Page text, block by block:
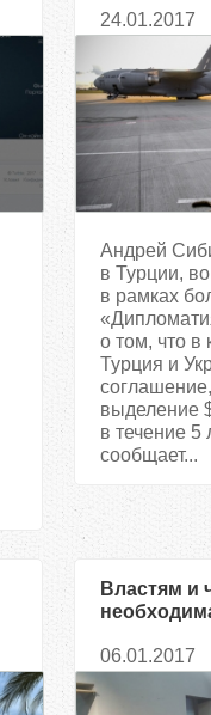
24.01.2017
Андрей
в Турции,
в рамках
о том, что в
Турция и
выделение
в течение 5
сообщает...
Властям и
народах
06.01.2017